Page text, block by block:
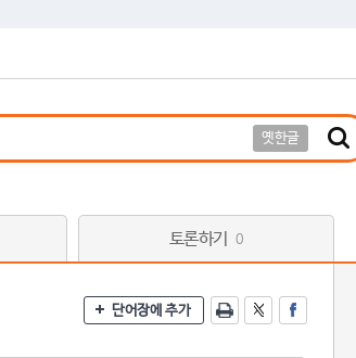
옛한글
토론하기 0
단어장에 추가